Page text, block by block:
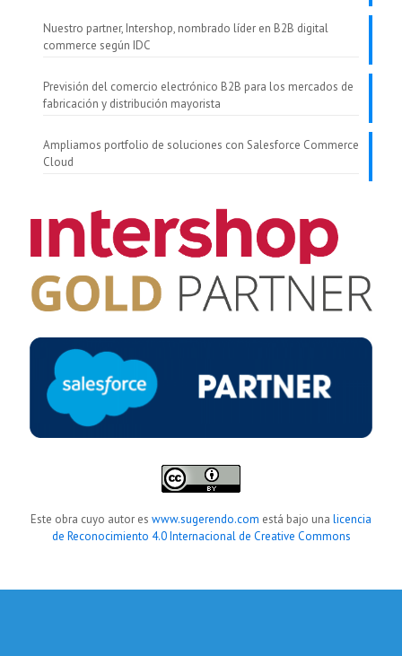
Nuestro partner, Intershop, nombrado líder en B2B digital
commerce según IDC
Previsión del comercio electrónico B2B para los mercados de
fabricación y distribución mayorista
Ampliamos portfolio de soluciones con Salesforce Commerce
Cloud
Este obra cuyo autor es www.sugerendo.com está bajo una licencia
de Reconocimiento 4.0 Internacional de Creative Commons